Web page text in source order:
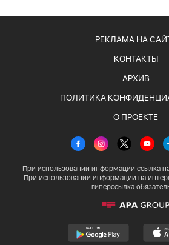
РЕКЛАМА НА
КОНТАКТЫ
АРХИВ
ПОЛИТИКА
О ПРОЕКТЕ
При использовании информации ссылка
При использовании информации на
гиперссылка